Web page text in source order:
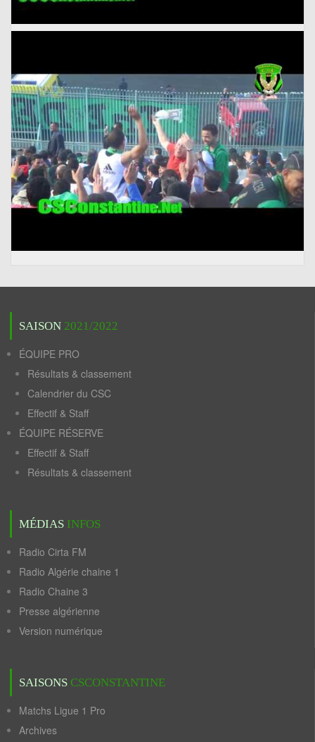
SAISON 2021/2022
ÉQUIPE PRO
Résultats & classement
Calendrier du CSC
Effectif & Staff
ÉQUIPE RÉSERVE
Effectif & Staff
Résultats & classement
MÉDIAS INFOS
Radio Cirta FM
Radio Algérie chaine 1
Radio Chaine 3
Presse algérienne
Version numérique
SAISONS CSCONSTANTINE
Matchs Ligue 1 Pro
Archives